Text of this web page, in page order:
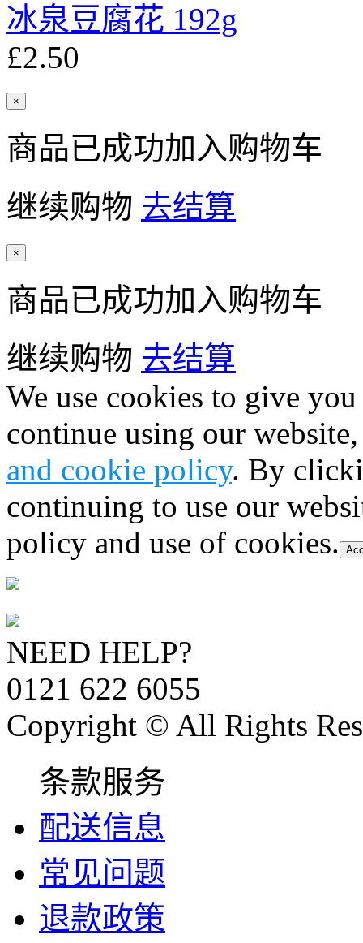
冰泉豆腐花 192g
£2.50
×
商品已成功加入购物车
继续购物 去结算
×
商品已成功加入购物车
继续购物 去结算
We use cookies to give
continue using our
and cookie policy. By
continuing to use our
policy and use of cookies.
NEED HELP?
0121 622 6055
Copyright © All Rights
条款服务
配送信息
常见问题
退款政策